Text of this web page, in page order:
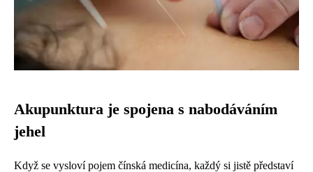
Akupunktura je spojena s nabodáváním
jehel
Když se vysloví pojem čínská medicína, každý si jistě představí